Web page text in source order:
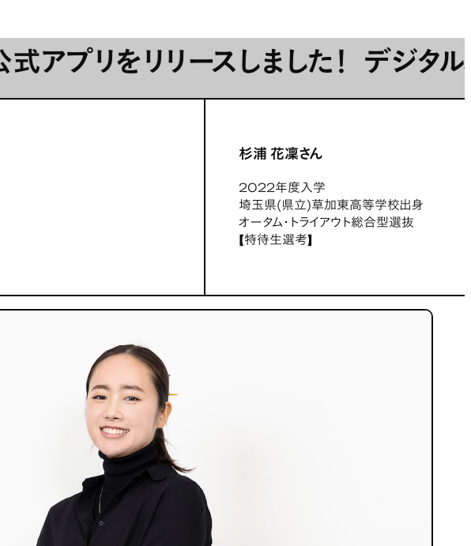
リースしました！デジタルハリウッ
杉浦 花凜さん
2022年度入学
埼玉県(県立)草加東高等学校出身
オータム・トライアウト総合型選抜
【特待生選考】